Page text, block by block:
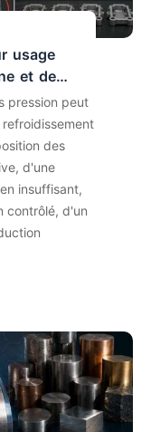
usage
et de
pression peut
des
d'une
insuffisant,
contrôlé, d'un